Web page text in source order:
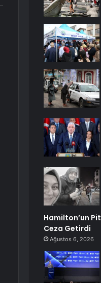
Hamilton’un
Ceza Getirdi
Ağustos 6, 2026